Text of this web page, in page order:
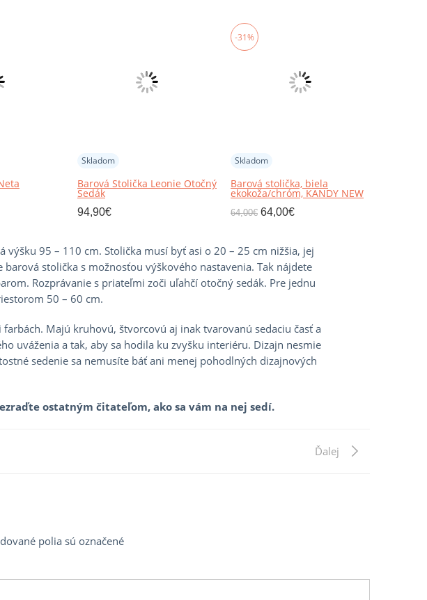
Skladom
Barová Stolička Leonie Otočný
Sedák
94,90€
-31%
Skladom
Barová stolička, biela
ekokoža/chróm, KANDY NEW
64,00€ 64,00€
výšku 95 – 110 cm. Stolička musí byť asi o 20 – 25 cm nižšia, jej
stolička s možnosťou výškového nastavenia. Tak nájdete
Rozprávanie s priateľmi zoči uľahčí otočný sedák. Pre jednu
50 – 60 cm.
Majú kruhovú, štvorcovú aj inak tvarovanú sedaciu časť a
uváženia a tak, aby sa hodila ku zvyšku interiéru. Dizajn nesmie
sedenie sa nemusíte báť ani menej pohodlných dizajnových
ostatným čitateľom, ako sa vám na nej sedí.
Next
Ďalej
polia sú označené